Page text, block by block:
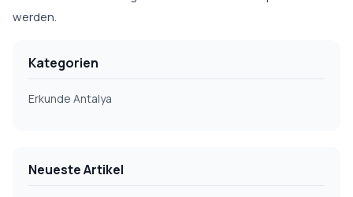
werden.
Kategorien
Erkunde Antalya
Neueste Artikel